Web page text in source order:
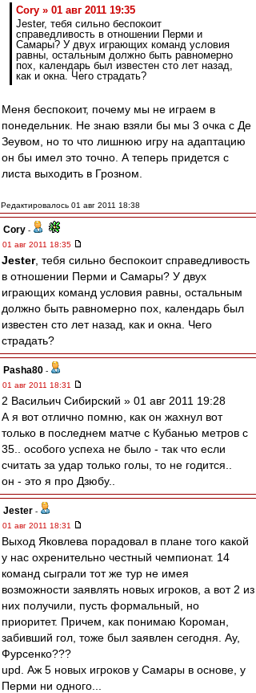
Cory » 01 авг 2011 19:35
Jester, тебя сильно беспокоит
справедливость в отношении Перми и
Самары? У двух играющих команд условия
равны, остальным должно быть равномерно
пох, календарь был известен сто лет назад,
как и окна. Чего страдать?
Меня беспокоит, почему мы не играем в
понедельник. Не знаю взяли бы мы 3 очка с Де
Зеувом, но то что лишнюю игру на адаптацию
он бы имел это точно. А теперь придется с
листа выходить в Грозном.
Редактировалось 01 авг 2011 18:38
Cory -
01 авг 2011 18:35
Jester, тебя сильно беспокоит справедливость
в отношении Перми и Самары? У двух
играющих команд условия равны, остальным
должно быть равномерно пох, календарь был
известен сто лет назад, как и окна. Чего
страдать?
Pasha80 -
01 авг 2011 18:31
2 Васильич Сибирский » 01 авг 2011 19:28
А я вот отлично помню, как он жахнул вот
только в последнем матче с Кубанью метров с
35.. особого успеха не было - так что если
считать за удар только голы, то не годится..
он - это я про Дзюбу..
Jester -
01 авг 2011 18:31
Выход Яковлева порадовал в плане того какой
у нас охренительно честный чемпионат. 14
команд сыграли тот же тур не имея
возможности заявлять новых игроков, а вот 2 из
них получили, пусть формальный, но
приоритет. Причем, как понимаю Короман,
забивший гол, тоже был заявлен сегодня. Ау,
Фурсенко???
upd. Аж 5 новых игроков у Самары в основе, у
Перми ни одного...